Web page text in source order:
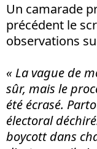
Un camarade
précédent le
observations
« La vague de
sûr, mais le
été écrasé.
électoral
boycott dans